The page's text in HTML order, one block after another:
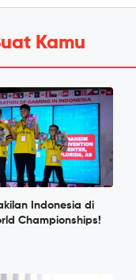
Kamu
Indonesia di
Championships!